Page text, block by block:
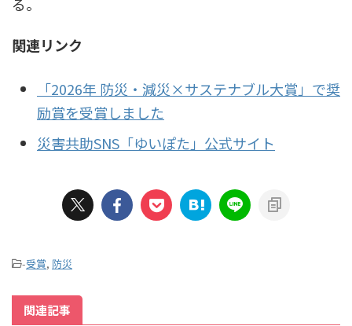
関連リンク
「2026年 防災・減災×サステナブル大賞」で奨
励賞を受賞しました
災害共助SNS「ゆいぽた」公式サイト
-受賞, 防災
関連記事